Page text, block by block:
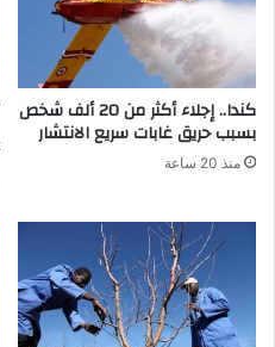
كندا.. إجلاء أكثر من 20 ألف شخص
بسبب حريق غابات سريع الانتشار
منذ 20 ساعة